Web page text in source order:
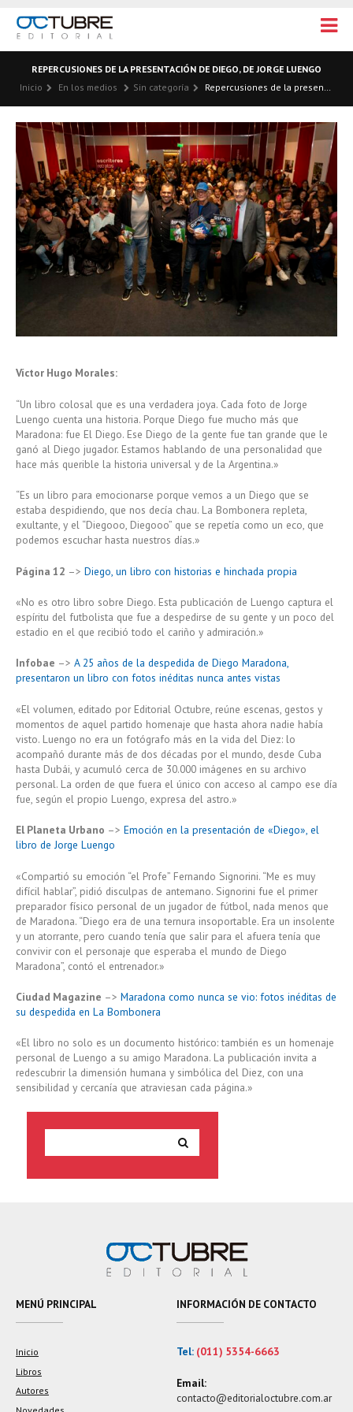
REPERCUSIONES DE LA PRESENTACIÓN DE DIEGO, DE JORGE LUENGO
Inicio
En los medios Sin categoría Repercusiones de la presentación de Diego, de Jorge Luengo
Víctor Hugo Morales:
“Un libro colosal que es una verdadera joya. Cada foto de Jorge
Luengo cuenta una historia. Porque Diego fue mucho más que
Maradona: fue El Diego. Ese Diego de la gente fue tan grande que le
ganó al Diego jugador. Estamos hablando de una personalidad que
hace más querible la historia universal y de la Argentina.»
“Es un libro para emocionarse porque vemos a un Diego que se
estaba despidiendo, que nos decía chau. La Bombonera repleta,
exultante, y el “Diegooo, Diegooo” que se repetía como un eco, que
podemos escuchar hasta nuestros días.»
Página 12 –> Diego, un libro con historias e hinchada propia
«No es otro libro sobre Diego. Esta publicación de Luengo captura el
espíritu del futbolista que fue a despedirse de su gente y un poco del
estadio en el que recibió todo el cariño y admiración.»
Infobae –> A 25 años de la despedida de Diego Maradona,
presentaron un libro con fotos inéditas nunca antes vistas
«El volumen, editado por Editorial Octubre, reúne escenas, gestos y
momentos de aquel partido homenaje que hasta ahora nadie había
visto. Luengo no era un fotógrafo más en la vida del Diez: lo
acompañó durante más de dos décadas por el mundo, desde Cuba
hasta Dubái, y acumuló cerca de 30.000 imágenes en su archivo
personal. La orden de que fuera el único con acceso al campo ese día
fue, según el propio Luengo, expresa del astro.»
El Planeta Urbano –> Emoción en la presentación de «Diego», el
libro de Jorge Luengo
«Compartió su emoción “el Profe” Fernando Signorini. “Me es muy
difícil hablar”, pidió disculpas de antemano. Signorini fue el primer
preparador físico personal de un jugador de fútbol, nada menos que
de Maradona. “Diego era de una ternura insoportable. Era un insolente
y un atorrante, pero cuando tenía que salir para el afuera tenía que
convivir con el personaje que esperaba el mundo de Diego
Maradona”, contó el entrenador.»
Ciudad Magazine –> Maradona como nunca se vio: fotos inéditas de
su despedida en La Bombonera
«El libro no solo es un documento histórico: también es un homenaje
personal de Luengo a su amigo Maradona. La publicación invita a
redescubrir la dimensión humana y simbólica del Diez, con una
sensibilidad y cercanía que atraviesan cada página.»
MENÚ PRINCIPAL
Inicio
Libros
Autores
INFORMACIÓN DE CONTACTO
Tel: (011) 5354-6663
Email:
contacto@editorialoctubre.com.ar